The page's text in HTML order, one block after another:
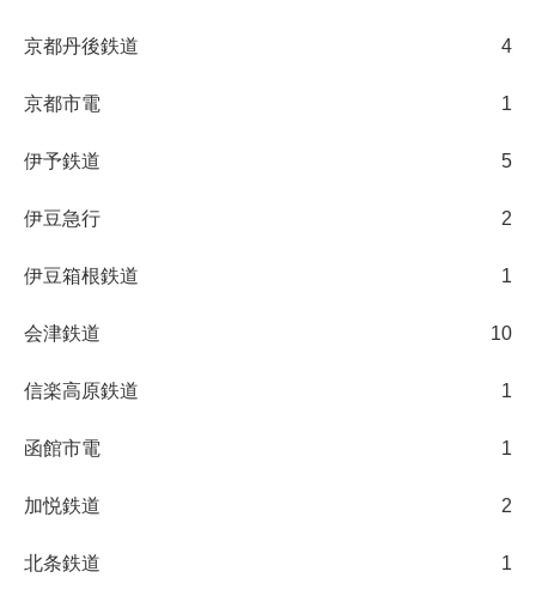
京都丹後鉄道 4
京都市電 1
伊予鉄道 5
伊豆急行 2
伊豆箱根鉄道 1
会津鉄道 10
信楽高原鉄道 1
函館市電 1
加悦鉄道 2
北条鉄道 1